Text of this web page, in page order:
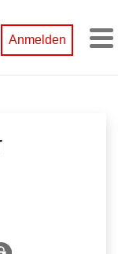
Anmelden